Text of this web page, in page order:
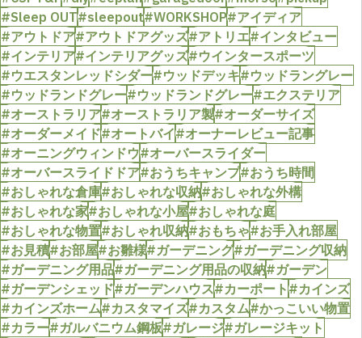
#Sleep OUT#sleepout#WORKSHOP#アイディア
#アウトドア#アウトドアグッズ#アトリエ#インタビュー
#インテリア#インテリアグッズ#ウインタースポーツ
#ウエスタンレッドシダー#ウッドデッキ#ウッドラングレー
#ウッドランドグレー#ウッドランドグレー#エクステリア
#オーストラリア#オーストラリア製#オーダーサイズ
#オーダーメイド#オートバイ#オーナーレビュー記事
#オーニングウィンドウ#オーバースライダー
#オーバースライドドア#おうちキャンプ#おうち時間
#おしゃれな倉庫#おしゃれな収納#おしゃれな外構
#おしゃれな家#おしゃれな小屋#おしゃれな庭
#おしゃれな物置#おしゃれ収納#おもちゃ#お手入れ部屋
#お見積#お部屋#お雛様#ガーデニング#ガーデニング収納
#ガーデニング用品#ガーデニング用品の収納#ガーデン
#ガーデンシェッド#ガーデンハウス#カーポート#カインズ
#カインズホーム#カスタマイズ#カスタム#かっこいい物置
#カラー#ガルバニウム鋼板#ガレージ#ガレージキット